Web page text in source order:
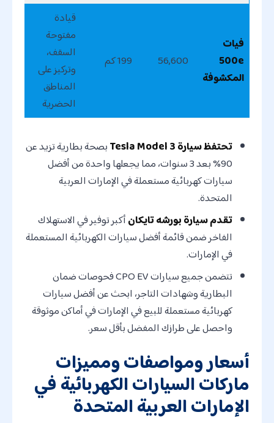
فيات
500e
المكشوفة
56,600 199 كم
قيادة
مفتوحة
السقف،
وتركيز على
المناطق
الحضرية
تحتفظ سيارة Tesla Model 3
بصحة بطارية تزيد عن
90% بعد 3 سنوات، مما يجعلها واحدة من أفضل
سيارات كهربائية مستعملة في الإمارات العربية
المتحدة.
تقدم سيارة بورشه تايكانأكبر توفير في الاستهلاك
الفاخر ضمن قائمة أفضل سيارات الكهربائية المستعملة
في الإمارات.
تتضمن جميع سيارات CPO EV فحوصات ضمان
البطارية وشهادات التاجر، ابحث عن أفضل سيارات
كهربائية مستعملة للبيع في الإمارات في أماكن موثوقة
واحصل على طرازك المفضل بأقل سعر.
أسعار ومواصفات ومميزات
ماركات السيارات الكهربائية في
الإمارات العربية المتحدة